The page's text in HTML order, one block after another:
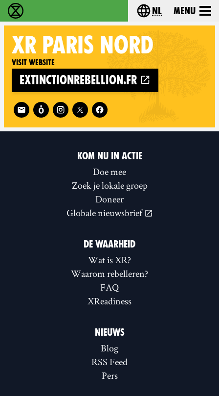
Extinction Rebellion - Home Choose your
nl Menu
XR PARIS NORD
Visit website
extinctionrebellion.fr
Follow XR Paris Nord on
KOM NU IN ACTIE
Doe mee
Zoek je lokale groep
Doneer
Globale nieuwsbrief
DE WAARHEID
Wat is XR?
Waarom rebelleren?
FAQ
XReadiness
NIEUWS
Blog
RSS Feed
Pers